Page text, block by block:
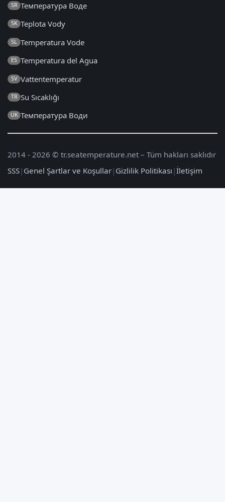
SR Температура Воде
SK Teplota Vody
SL Temperatura Vode
ES Temperatura del Agua
SV Vattentemperatur
TR Su Sıcaklığı
UK Температура Води
2014 - 2026 © tr.seatemperature.net – Tüm hakları saklıdır
SSS| Genel Şartlar ve Koşullar| Gizlilik Politikası |İletişim